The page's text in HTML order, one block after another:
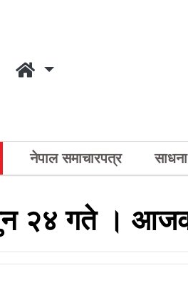
नेपाल समाचारपत्र साधना
२४ गते ।